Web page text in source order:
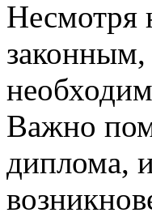
Несмотря
законным,
Важно
диплома,